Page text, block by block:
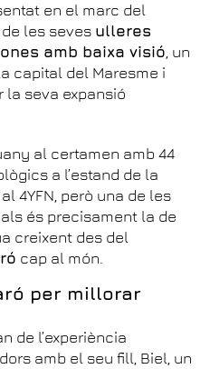
en el marc del
les seves ulleres
amb baixa visió, un
capital del Maresme i
la seva expansió
al certamen amb 44
a l’estand de la
4YFN, però una de les
és precisament la de
creixent des del
cap al món.
per millorar
de l’experiència
amb el seu fill, Biel, un